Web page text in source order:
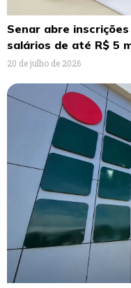
Senar abre
salários de até R$ 5
20 de julho de 2026